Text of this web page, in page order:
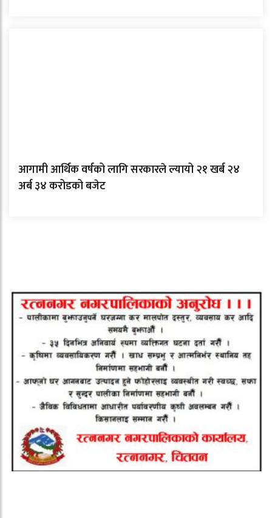
आगामी आर्थिक वर्षको लागि सरकारले ल्यायो २१ खर्ब २४
अर्ब ३४ करोडको बजेट